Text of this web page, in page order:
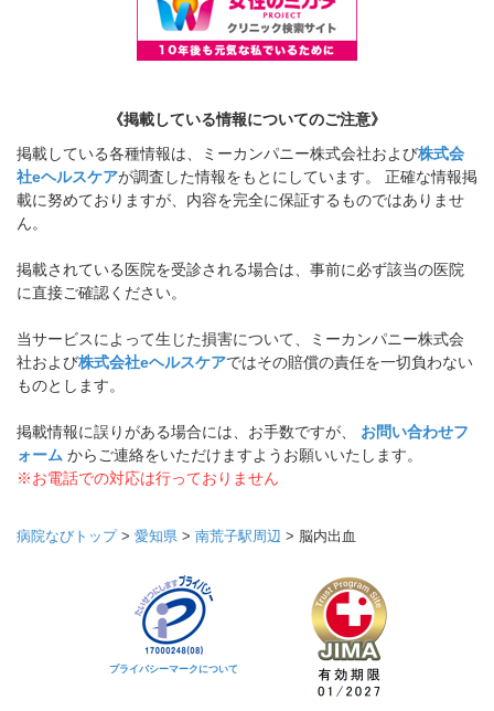
《掲載している情報についてのご注意》
掲載している各種情報は、ミーカンパニー株式会社および株式会
社eヘルスケアが調査した情報をもとにしています。 正確な情報掲
載に努めておりますが、内容を完全に保証するものではありませ
ん。
掲載されている医院を受診される場合は、事前に必ず該当の医院
に直接ご確認ください。
当サービスによって生じた損害について、ミーカンパニー株式会
社および株式会社eヘルスケアではその賠償の責任を一切負わない
ものとします。
掲載情報に誤りがある場合には、お手数ですが、 お問い合わせフ
ォーム からご連絡をいただけますようお願いいたします。
※お電話での対応は行っておりません
病院なびトップ> 愛知県 > 南荒子駅周辺 > 脳内出血
プライバシーマークについて